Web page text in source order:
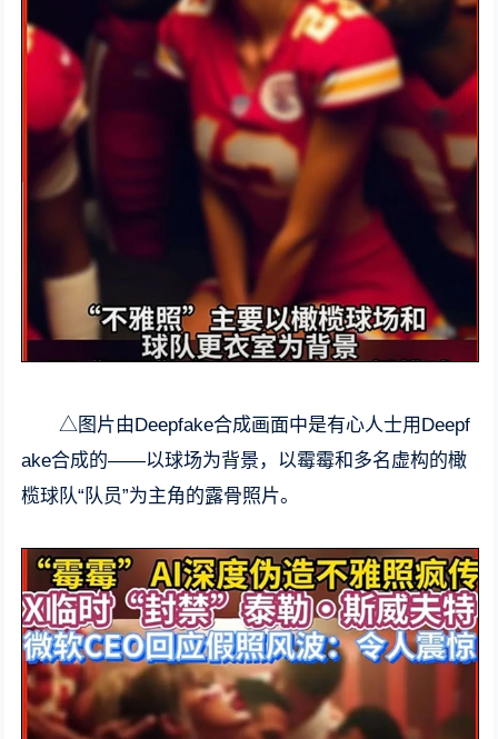
△图片由Deepfake合成画面中是有心人士用Deepf
ake合成的——以球场为背景，以霉霉和多名虚构的橄
榄球队“队员”为主角的露骨照片。